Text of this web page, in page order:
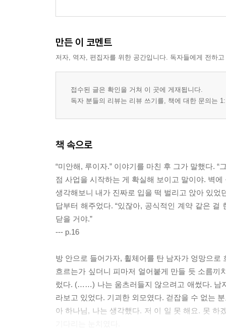
만든 이 코멘트
저자, 역자, 편집자를 위한 공간입니다. 독자들에게 전하
접수된 글은 확인을 거쳐 이 곳에 게재됩니다.
독자 분들의 리뷰는 리뷰 쓰기를, 책에 대한 문의는
책 속으로
“미안해, 루이자.” 이야기를 마친 후 그가 말했다.
점 사업을 시작하는 게 확실해 보이고 말이야. 벽에
생각해보니 내가 진짜로 입을 떡 벌리고 앉아 있
답부터 해주었다. “있잖아, 공식적인 계약 같은
닫을 거야.”
--- p.16
방 안으로 들어가자, 휠체어를 탄 남자가 엉망으
흐르는가 싶더니 피마저 얼어붙게 만들 듯 소름
렀다. (……) 나는 움츠러들지 않으려고 애썼다. 남
라보고 있었다. 기괴한 외모였다. 걷잡을 수 없는
아 하나님, 나는 생각했다. 저 이 일 못 해요. 못 하